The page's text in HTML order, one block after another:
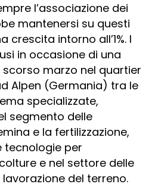
l’associazione dei
mantenersi su questi
crescita intorno all’1%. I
in occasione di una
marzo nel quartier
Alpen (Germania) tra le
specializzate,
segmento delle
e la fertilizzazione,
tecnologie per
e nel settore delle
del terreno.